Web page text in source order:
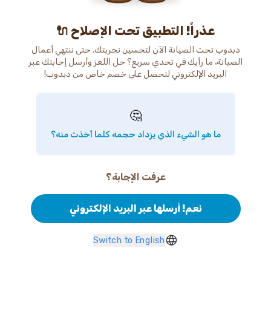
عذراً! التطبيق تحت الإصلاح 🔌
دبدوب تحت الصيانة الآن لتحسين تجربتك. حتى ننتهي أعمال
الصيانة، ما رأيك في تحدي سريع؟ حل اللغز وأرسل إجابتك عبر
البريد الإلكتروني لتحصل على خصم خاص من دبدوب!
🤔
ما هو الشيء الذي يزداد حجمه كلما أخذت منه؟
عرفت الإجابة؟
نعم! أرسلها عبر البريد الإلكتروني
Switch to English